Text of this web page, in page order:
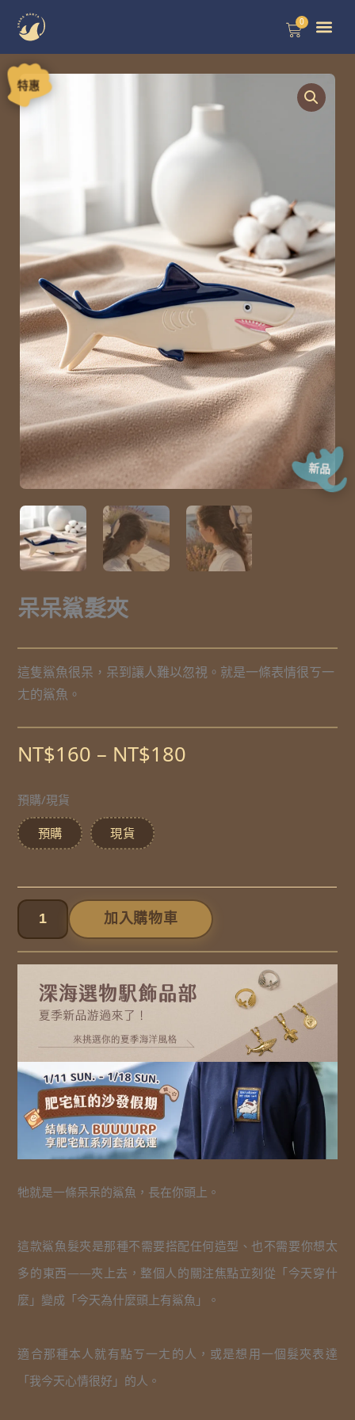
主
要
0
購
籃
特惠
新品
呆呆鯊髮夾
這隻鯊魚很呆，呆到讓人難以忽視。就是一條表情很ㄎ一
ㄤ的鯊魚。
NT$160 – NT$180
到
NT$180
預購/現貨
預購 現貨
呆
呆
鯊
夾
數
量
加入購物車
牠就是一條呆呆的鯊魚，長在你頭上。
這款鯊魚髮夾是那種不需要搭配任何造型、也不需要你想太
多的東西——夾上去，整個人的關注焦點立刻從「今天穿什
麼」變成「今天為什麼頭上有鯊魚」。
適合那種本人就有點ㄎ一ㄤ的人，或是想用一個髮夾表達
「我今天心情很好」的人。